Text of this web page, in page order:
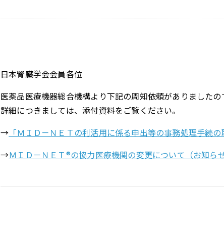
日本腎臓学会会員各位
医薬品医療機器総合機構より下記の周知依頼がありましたの
詳細につきましては、添付資料をご覧ください。
→ 「ＭＩＤ－ＮＥＴの利活用に係る申出等の事務処理手続
→ＭＩＤ－ＮＥＴ®の協力医療機関の変更について（お知ら